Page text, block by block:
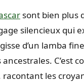
sont bien plus
silencieux qui
d’un lamba
C’est
les